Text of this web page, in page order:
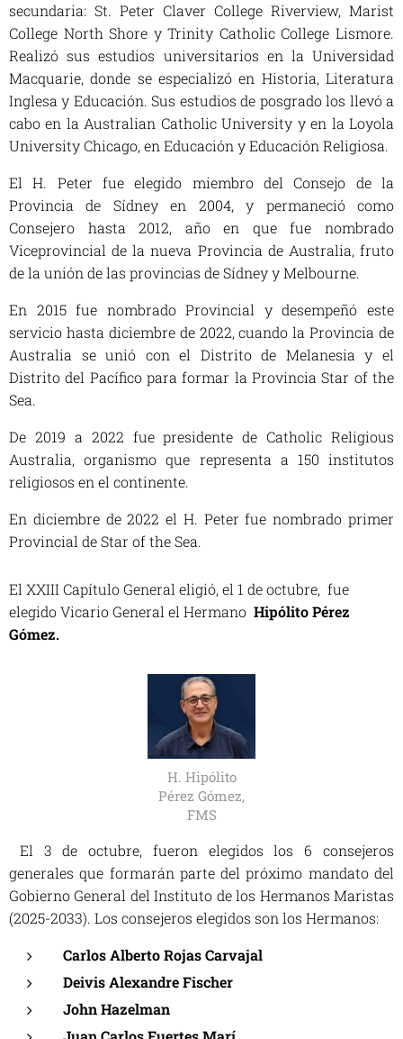
secundaria: St. Peter Claver College Riverview, Marist
College North Shore y Trinity Catholic College Lismore.
Realizó sus estudios universitarios en la Universidad
Macquarie, donde se especializó en Historia, Literatura
Inglesa y Educación. Sus estudios de posgrado los llevó a
cabo en la Australian Catholic University y en la Loyola
University Chicago, en Educación y Educación Religiosa.
El H. Peter fue elegido miembro del Consejo de la
Provincia de Sídney en 2004, y permaneció como
Consejero hasta 2012, año en que fue nombrado
Viceprovincial de la nueva Provincia de Australia, fruto
de la unión de las provincias de Sídney y Melbourne.
En 2015 fue nombrado Provincial y desempeñó este
servicio hasta diciembre de 2022, cuando la Provincia de
Australia se unió con el Distrito de Melanesia y el
Distrito del Pacífico para formar la Provincia Star of the
Sea.
De 2019 a 2022 fue presidente de Catholic Religious
Australia, organismo que representa a 150 institutos
religiosos en el continente.
En diciembre de 2022 el H. Peter fue nombrado primer
Provincial de Star of the Sea.
El XXIII Capítulo General eligió, el 1 de octubre, fue
elegido Vicario General el Hermano Hipólito Pérez
Gómez.
H. Hipólito
Pérez Gómez,
FMS
El 3 de octubre, fueron elegidos los 6 consejeros
generales que formarán parte del próximo mandato del
Gobierno General del Instituto de los Hermanos Maristas
(2025-2033). Los consejeros elegidos son los Hermanos:
Carlos Alberto Rojas Carvajal
Deivis Alexandre Fischer
John Hazelman